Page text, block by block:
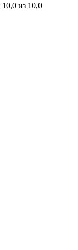
10,0 из 10,0